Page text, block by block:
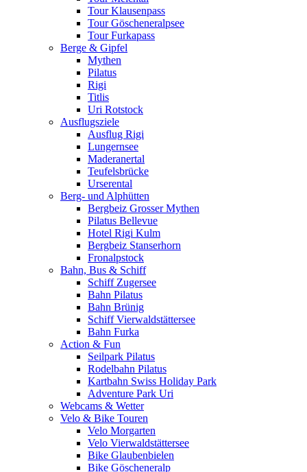
Tour Klausenpass
Tour Göscheneralpsee
Tour Furkapass
Berge & Gipfel
Mythen
Pilatus
Rigi
Titlis
Uri Rotstock
Ausflugsziele
Ausflug Rigi
Lungernsee
Maderanertal
Teufelsbrücke
Urserental
Berg- und Alphütten
Bergbeiz Grosser Mythen
Pilatus Bellevue
Hotel Rigi Kulm
Bergbeiz Stanserhorn
Fronalpstock
Bahn, Bus & Schiff
Schiff Zugersee
Bahn Pilatus
Bahn Brünig
Schiff Vierwaldstättersee
Bahn Furka
Action & Fun
Seilpark Pilatus
Rodelbahn Pilatus
Kartbahn Swiss Holiday Park
Adventure Park Uri
Webcams & Wetter
Velo & Bike Touren
Velo Morgarten
Velo Vierwaldstättersee
Bike Glaubenbielen
Bike Göscheneralp